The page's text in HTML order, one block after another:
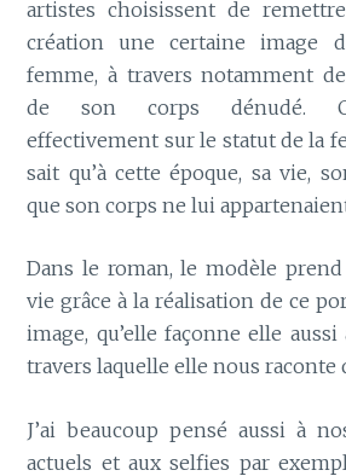
artistes choisissent de
création une certaine image
femme, à travers notamment
de son corps dénudé.
effectivement sur le statut de la
sait qu’à cette époque, sa vie,
que son corps ne lui
Dans le roman, le modèle
vie grâce à la réalisation de ce
image, qu’elle façonne elle aussi
travers laquelle elle nous raconte
J’ai beaucoup pensé aussi à
actuels et aux selfies par